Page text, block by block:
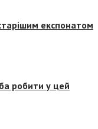
експонатом
робити у цей